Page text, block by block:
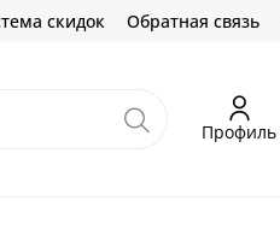
скидок Обратная связь
Профиль